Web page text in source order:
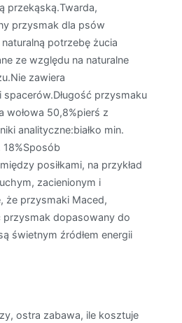
przekąską.Twarda,
przysmak dla psów
potrzebę żucia
ze względu na naturalne
zawiera
przysmaku
wołowa 50,8%pierś z
analityczne:białko min.
18%Sposób
posiłkami, na przykład
zacienionym i
że przysmaki Maced,
dopasowany do
świetnym źródłem energii
ostra zabawa, ile kosztuje